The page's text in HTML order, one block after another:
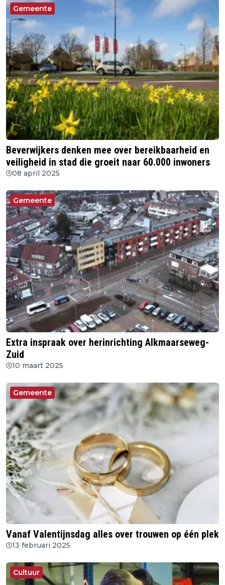
Gemeente
Beverwijkers denken mee over bereikbaarheid en
veiligheid in stad die groeit naar 60.000 inwoners
08 april 2025
Gemeente
Extra inspraak over herinrichting Alkmaarseweg-
Zuid
10 maart 2025
Gemeente
Vanaf Valentijnsdag alles over trouwen op één plek
13 februari 2025
Cultuur